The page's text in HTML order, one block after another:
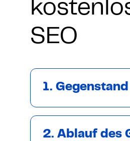
Weitere
Product
Product
SEO
1.
2. Ablauf des